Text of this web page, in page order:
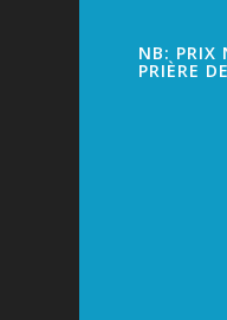
NB: PRIX
PRIÈRE